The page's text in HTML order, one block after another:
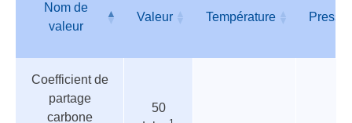
des
paramètres
Nom de
valeur
Valeur Température
valeur
Coefficient de
partage
carbone
50